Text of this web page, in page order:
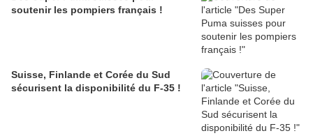
soutenir les pompiers français !
Suisse, Finlande et Corée du Sud
sécurisent la disponibilité du F-35 !